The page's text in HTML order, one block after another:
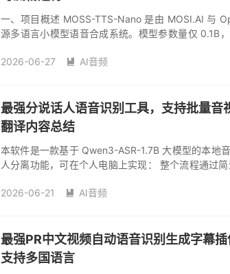
一、项目概述 MOSS-TTS-Nano 是由 MOSI.AI 与
源多语言小模型语音合成系统。模型参数量仅 0.1B
2026-06-27  AI音频
最强分说话人语音识别工具，支持批量音
翻译内容总结
本软件是一款基于 Qwen3-ASR-1.7B 大模型的本地
人分离功能，可在个人电脑上实现： 整个流程通过
2026-06-21  AI音频
最强PR中文视频自动语音识别生成字幕
支持多国语言